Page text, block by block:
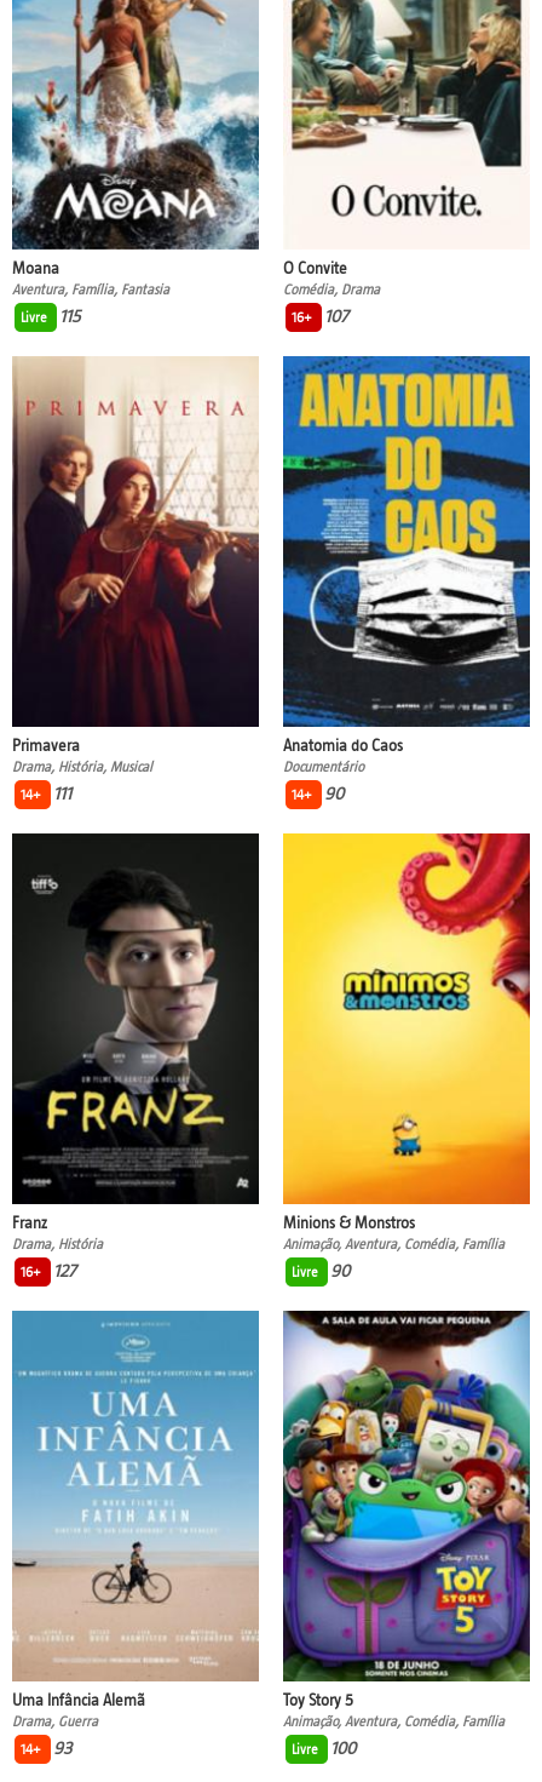
Moana
Aventura, Família, Fantasia
Livre
115
O Convite
Comédia, Drama
16+
107
Primavera
Drama, História, Musical
14+
111
Anatomia do Caos
Documentário
14+
90
Franz
Drama, História
16+
127
Minions & Monstros
Animação, Aventura, Comédia, Família
Livre
90
Uma Infância Alemã
Drama, Guerra
14+
93
Toy Story 5
Animação, Aventura, Comédia, Família
Livre
100